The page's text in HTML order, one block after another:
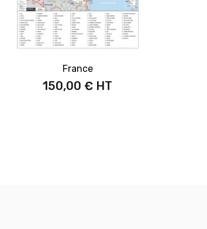
France
150,00 €